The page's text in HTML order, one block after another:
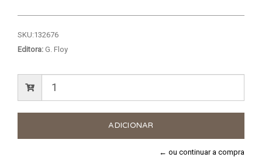
SKU:132676
Editora: G. Floy
← ou continuar a compra